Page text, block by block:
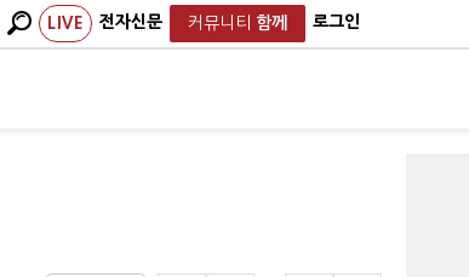
LIVE 전자신문 커뮤니티 함께 로그인